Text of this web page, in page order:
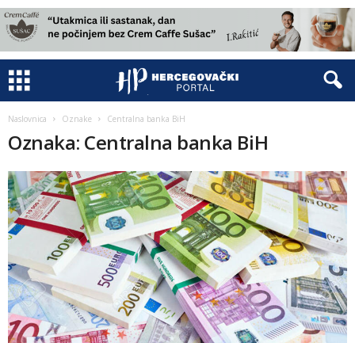
Naslovnica Oznake Centralna banka BiH
Oznaka: Centralna banka BiH